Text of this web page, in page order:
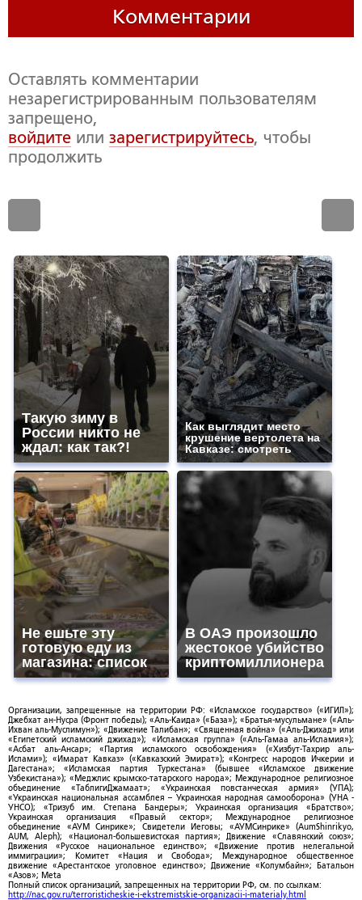
Комментарии
Оставлять комментарии
незарегистрированным пользователям
запрещено,
войдите или зарегистрируйтесь, чтобы
продолжить
Такую зиму в
России никто не
ждал: как так?!
Как выглядит место
крушение вертолета на
Кавказе: смотреть
Не ешьте эту
готовую еду из
магазина: список
В ОАЭ произошло
жестокое убийство
криптомиллионера
Организации, запрещенные на территории РФ: «Исламское государство» («ИГИЛ»);
Джебхат ан-Нусра (Фронт победы); «Аль-Каида» («База»); «Братья-мусульмане» («Аль-
Ихван аль-Муслимун»); «Движение Талибан»; «Священная война» («Аль-Джихад» или
«Египетский исламский джихад»); «Исламская группа» («Аль-Гамаа аль-Исламия»);
«Асбат аль-Ансар»; «Партия исламского освобождения» («Хизбут-Тахрир аль-
Ислами»); «Имарат Кавказ» («Кавказский Эмират»); «Конгресс народов Ичкерии и
Дагестана»; «Исламская партия Туркестана» (бывшее «Исламское движение
Узбекистана»); «Меджлис крымско-татарского народа»; Международное религиозное
объединение «ТаблигиДжамаат»; «Украинская повстанческая армия» (УПА);
«Украинская национальная ассамблея – Украинская народная самооборона» (УНА -
УНСО); «Тризуб им. Степана Бандеры»; Украинская организация «Братство»;
Украинская организация «Правый сектор»; Международное религиозное
объединение «АУМ Синрике»; Свидетели Иеговы; «АУМСинрике» (AumShinrikyo,
AUM, Aleph); «Национал-большевистская партия»; Движение «Славянский союз»;
Движения «Русское национальное единство»; «Движение против нелегальной
иммиграции»; Комитет «Нация и Свобода»; Международное общественное
движение «Арестантское уголовное единство»; Движение «Колумбайн»; Батальон
«Азов»; Meta
Полный список организаций, запрещенных на территории РФ, см. по ссылкам:
http://nac.gov.ru/terroristicheskie-i-ekstremistskie-organizacii-i-materialy.html